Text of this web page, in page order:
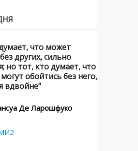
что может
других, сильно
но тот, кто думает, что
обойтись без него,
вдвойне"
Де Ларошфуко